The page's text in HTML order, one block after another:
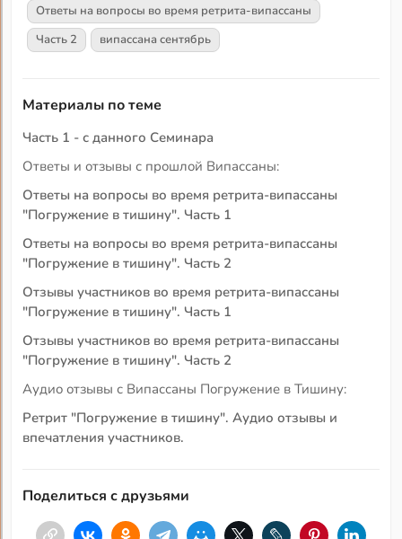
Ответы на вопросы во время ретрита-випассаны
Часть 2
випассана сентябрь
Материалы по теме
Часть 1 - с данного Семинара
Ответы и отзывы с прошлой Випассаны:
Ответы на вопросы во время ретрита-випассаны
"Погружение в тишину". Часть 1
Ответы на вопросы во время ретрита-випассаны
"Погружение в тишину". Часть 2
Отзывы участников во время ретрита-випассаны
"Погружение в тишину". Часть 1
Отзывы участников во время ретрита-випассаны
"Погружение в тишину". Часть 2
Аудио отзывы с Випассаны Погружение в Тишину:
Ретрит "Погружение в тишину". Аудио отзывы и
впечатления участников.
Поделиться с друзьями